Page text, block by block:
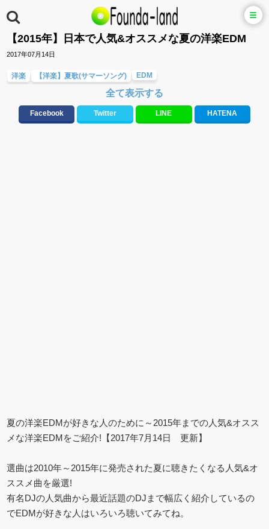
【2015年】日本で人気&オススメな夏の洋楽EDM
2017年07月14日
洋楽 【洋楽】夏歌(サマーソング)
EDM
テンションが上がる歌&盛り上がる曲
メロディ・曲の雰囲気別
全て表示する
Facebook Twitter LINE HATENA
夏の洋楽EDMが好きな人のために～2015年までの人気&オスス
メな洋楽EDMをご紹介!【2017年7月14日 更新】
選曲は2010年～2015年に発売された夏に聴きたくなる人気&オ
ススメ曲を厳選!
有名DJの人気曲から最近話題のDJまで幅広く紹介しているの
でEDMが好きな人はいろいろ聴いてみてね。